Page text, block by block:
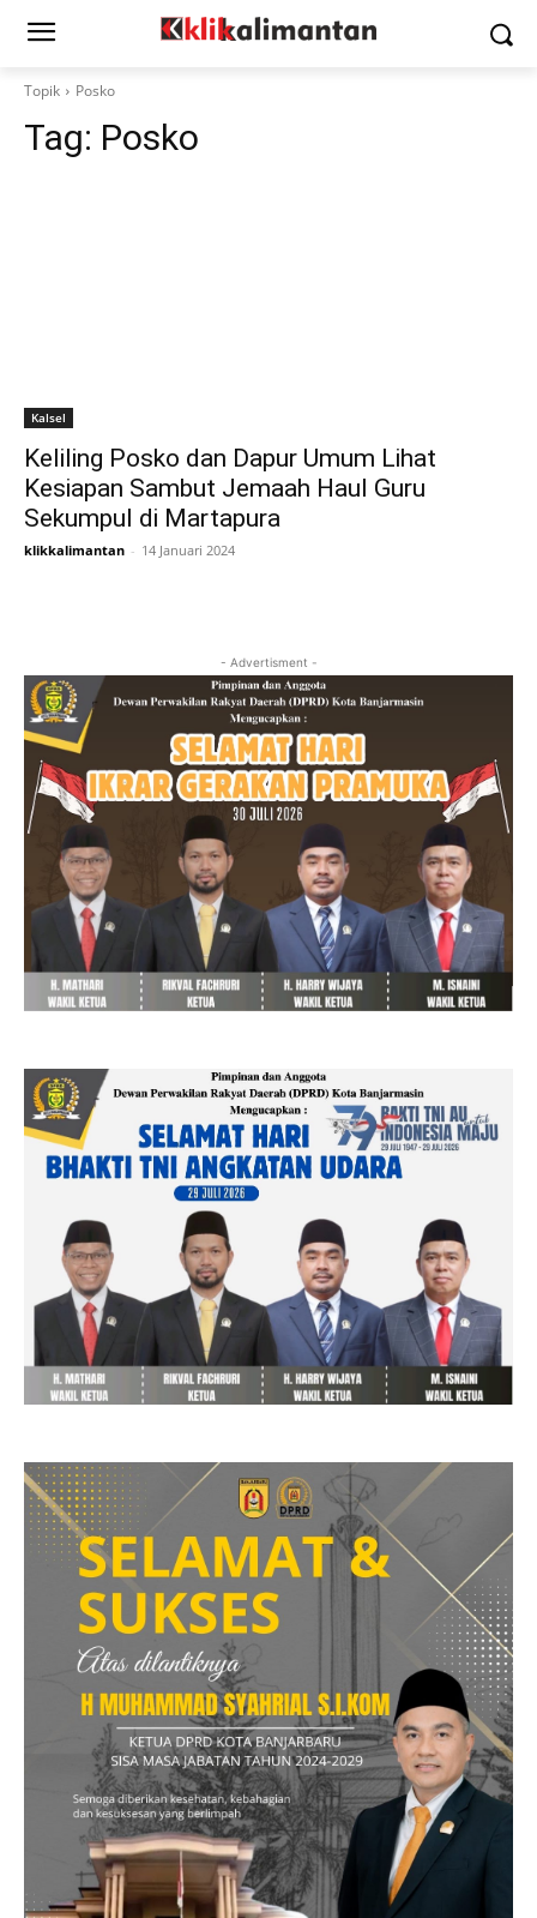
Topik Posko
Tag: Posko
Kalsel
Keliling Posko dan Dapur Umum Lihat
Kesiapan Sambut Jemaah Haul Guru
Sekumpul di Martapura
klikkalimantan - 14 Januari 2024
- Advertisment -